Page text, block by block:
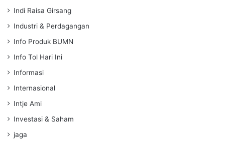
Indi Raisa Girsang
Industri & Perdagangan
Info Produk BUMN
Info Tol Hari Ini
Informasi
Internasional
Intje Ami
Investasi & Saham
jaga